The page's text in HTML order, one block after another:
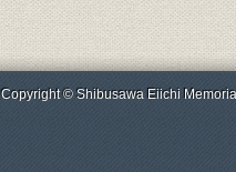
p280
p326
Copyright © Shibusawa Eiichi